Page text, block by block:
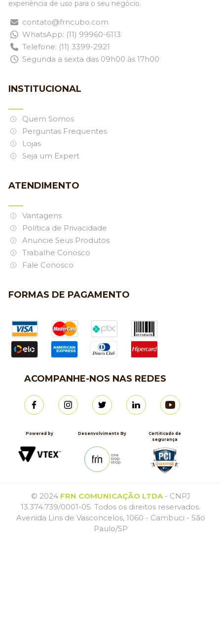
experiência de uso para o seu negócio.
contato@frncubo.com
WhatsApp: (11) 99960-6113
Telefone: (11) 3399-2921
Segunda a sexta das 09h00 às 17h00
INSTITUCIONAL
Quem Somos
Perguntas Frequentes
Lojas
Seja um Expert
ATENDIMENTO
Vantagens
Política de Privacidade
Anuncie Seus Produtos
Trabalhe Conosco
Fale Conosco
FORMAS DE PAGAMENTO
ACOMPANHE-NOS NAS REDES
Powered by Desenvolvimento By
Certificado de
segurança
© 2024 FRN COMUNICAÇÃO LTDA- CNPJ
13.374.739/0001-05. Todos os direitos reservados.
Avenida Lins de Vasconcelos, 1060 - Cambuci - São
Paulo/SP